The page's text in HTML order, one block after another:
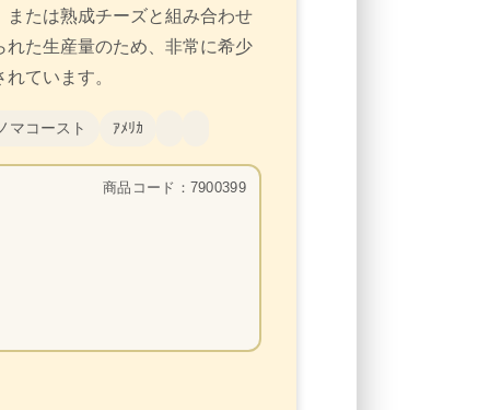
たは熟成チーズと組み合わせ
た生産量のため、非常に希少
ています。
マコースト ｱﾒﾘｶ
商品コード：7900399